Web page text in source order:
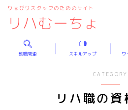
リハむーちょ
りはびりスタッフのためのサイト
MENU
リハ職のスキルアップ
転職関連 スキルアップ ワ
CATEGORY
リハ職の資